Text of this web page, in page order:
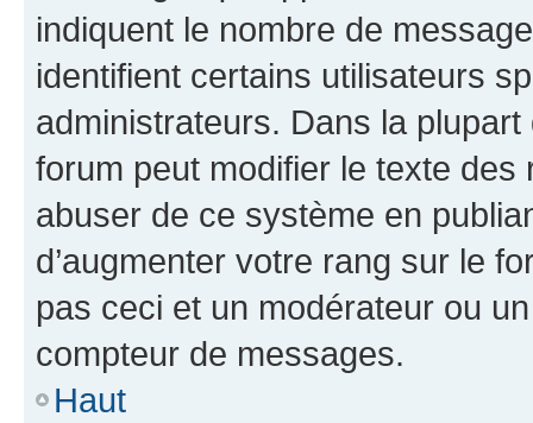
indiquent le nombre de
identifient certains utilisateurs
administrateurs. Dans la
forum peut modifier le texte
abuser de ce système en
d’augmenter votre rang sur le
pas ceci et un modérateur ou
compteur de messages.
Haut